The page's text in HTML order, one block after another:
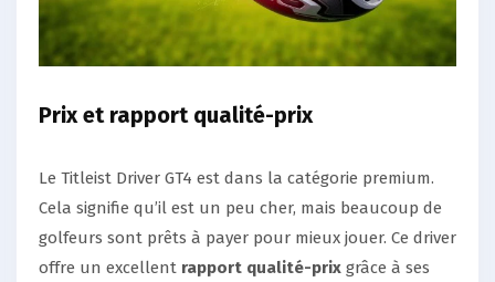
Prix et rapport qualité-prix
Le Titleist Driver GT4 est dans la catégorie premium.
Cela signifie qu’il est un peu cher, mais beaucoup de
golfeurs sont prêts à payer pour mieux jouer. Ce driver
offre un excellent rapport qualité-prix grâce à ses